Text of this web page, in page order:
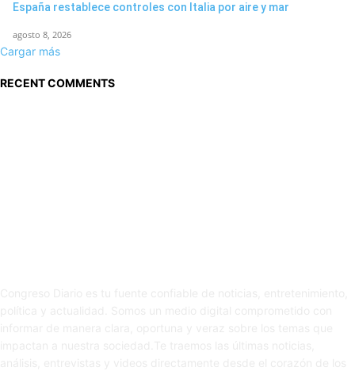
España restablece controles con Italia por aire y mar
agosto 8, 2026
Cargar más
RECENT COMMENTS